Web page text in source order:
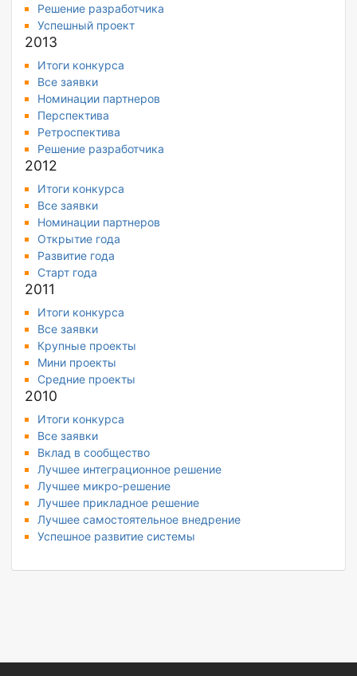
Решение разработчика
Успешный проект
2013
Итоги конкурса
Все заявки
Номинации партнеров
Перспектива
Ретроспектива
Решение разработчика
2012
Итоги конкурса
Все заявки
Номинации партнеров
Открытие года
Развитие года
Старт года
2011
Итоги конкурса
Все заявки
Крупные проекты
Мини проекты
Средние проекты
2010
Итоги конкурса
Все заявки
Вклад в сообщество
Лучшее интеграционное решение
Лучшее микро-решение
Лучшее прикладное решение
Лучшее самостоятельное внедрение
Успешное развитие системы